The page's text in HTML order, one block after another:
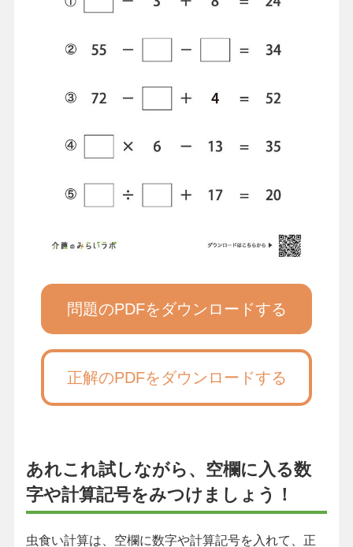
問題のPDFをダウンロードする
正解のPDFをダウンロードする
あれこれ試しながら、空欄に入る数
字や計算記号をみつけましょう！
虫食い計算は、空欄に数字や計算記号を入れて、正